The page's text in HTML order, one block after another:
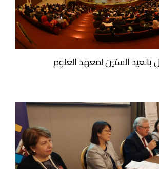
بالعيد الستين لمعهد العلوم